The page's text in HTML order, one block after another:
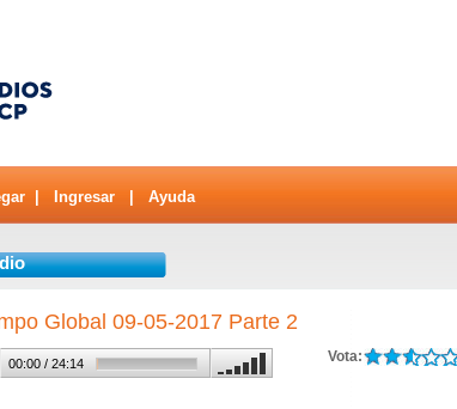
Ingresar Ayuda
Global 09-05-2017 Parte 2
Vota:
00:00 / 24:14